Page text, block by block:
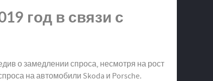
год в связи с
о замедлении спроса, несмотря на рост
на автомобили Skoda и Porsche.